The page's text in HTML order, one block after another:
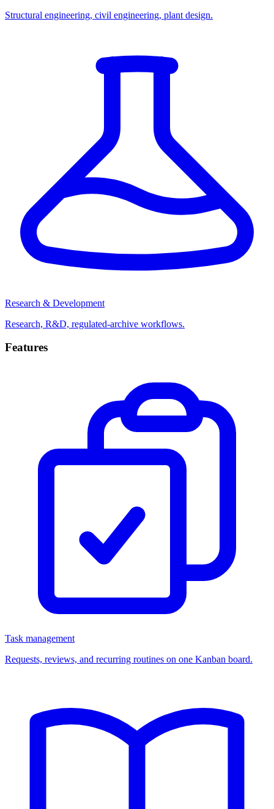
Structural engineering, civil engineering, plant design.
Research & Development
Research, R&D, regulated-archive workflows.
Features
Task management
Requests, reviews, and recurring routines on one Kanban board.